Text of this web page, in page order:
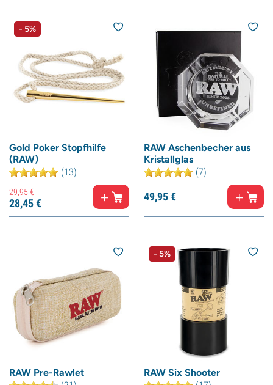
- 5%
Gold Poker Stopfhilfe
(RAW)
(13)
29,95€
28,45€
RAW Aschenbecher aus
Kristallglas
(7)
49,95€
RAW Pre-Rawlet
- 5%
RAW Six Shooter